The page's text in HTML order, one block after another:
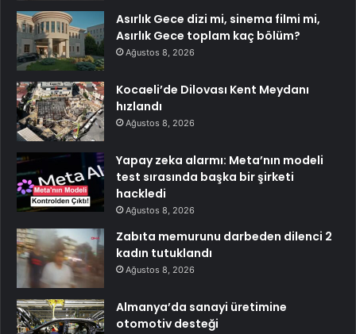
Asırlık Gece dizi mi, sinema filmi mi,
Asırlık Gece toplam kaç bölüm?
Ağustos 8, 2026
Kocaeli’de Dilovası Kent Meydanı
hızlandı
Ağustos 8, 2026
Yapay zeka alarmı: Meta’nın modeli
test sırasında başka bir şirketi
hackledi
Ağustos 8, 2026
Zabıta memurunu darbeden dilenci 2
kadın tutuklandı
Ağustos 8, 2026
Almanya’da sanayi üretimine
otomotiv desteği